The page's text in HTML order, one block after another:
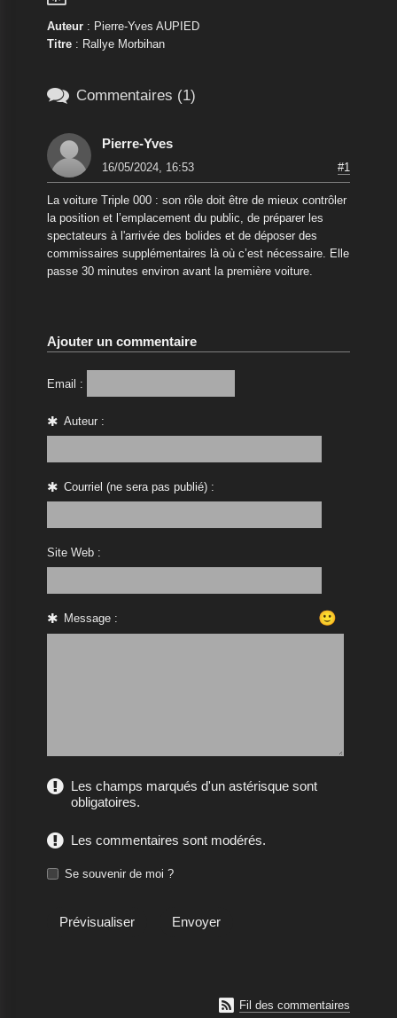
Auteur: Pierre-Yves AUPIED
Titre: Rallye Morbihan
 Commentaires (1)
Pierre-Yves
16/05/2024, 16:53 #1
La voiture Triple 000 : son rôle doit être de mieux contrôler
la position et l’emplacement du public, de préparer les
spectateurs à l'arrivée des bolides et de déposer des
commissaires supplémentaires là où c’est nécessaire. Elle
passe 30 minutes environ avant la première voiture.
Ajouter un commentaire
Email :
Auteur :
Courriel (ne sera pas publié) :
Site Web :
Message : 🙂
Les champs marqués d'un astérisque sont
obligatoires.
Les commentaires sont modérés.
Se souvenir de moi ?
 Fil des commentaires